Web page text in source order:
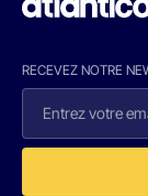
RECEVEZ NOTRE